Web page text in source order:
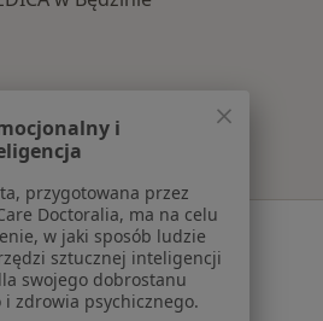
Serwis
Regulamin
pacjentów
i
przygotowana przez
Doctoralia, ma na celu
w jaki sposób ludzie
sztucznej inteligencji
swojego dobrostanu
zdrowia psychicznego.